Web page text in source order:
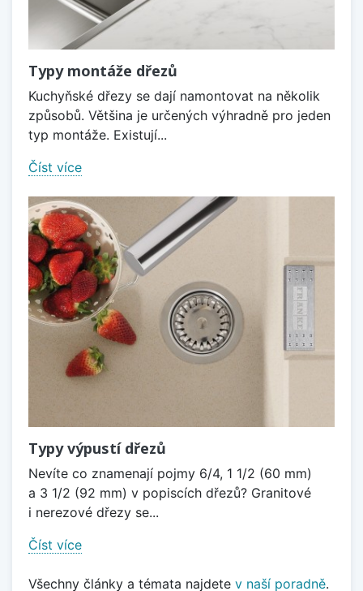
Typy montáže dřezů
Kuchyňské dřezy se dají namontovat na několik
způsobů. Většina je určených výhradně pro jeden
typ montáže. Existují...
Číst více
Typy výpustí dřezů
Nevíte co znamenají pojmy 6/4, 1 1/2 (60 mm)
a 3 1/2 (92 mm) v popiscích dřezů? Granitové
i nerezové dřezy se...
Číst více
Všechny články a témata najdete v naší poradně.